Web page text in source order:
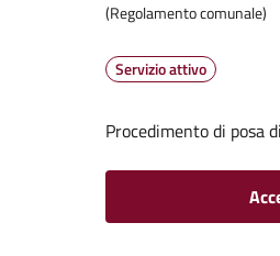
(Regolamento comunale)
Servizio attivo
Procedimento di posa